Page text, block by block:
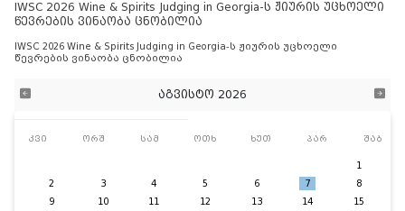
IWSC 2026 Wine & Spirits Judging in Georgia-ს ჟიურის უცხოელი
წევრების ვინაობა ცნობილია
IWSC 2026 Wine & Spirits Judging in Georgia-ს ჟიურის უცხოელი
წევრების ვინაობა ცნობილია
აგვისტო 2026
კვი ორშ სამ ოთხ ხუთ პარ შაბ
1
2
3 4 5 6 7
8
9
10 11 12 13 14
15